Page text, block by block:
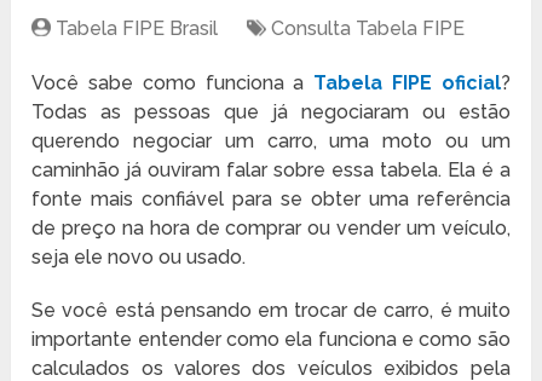
Tabela FIPE Brasil Consulta Tabela FIPE
Você sabe como funciona a Tabela FIPE oficial?
Todas as pessoas que já negociaram ou estão
querendo negociar um carro, uma moto ou um
caminhão já ouviram falar sobre essa tabela. Ela é a
fonte mais confiável para se obter uma referência
de preço na hora de comprar ou vender um veículo,
seja ele novo ou usado.
Se você está pensando em trocar de carro, é muito
importante entender como ela funciona e como são
calculados os valores dos veículos exibidos pela